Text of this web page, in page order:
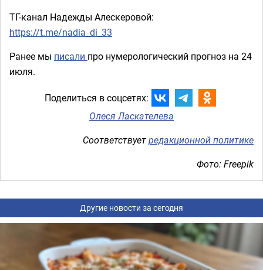
ТГ-канал Надежды Алескеровой:
https://t.me/nadia_di_33
Ранее мы писали про нумерологический прогноз на 24
июля.
Поделиться в соцсетях:
Олеся Ласкателева
Соответствуетредакционной политике
Фото: Freepik
Другие новости за сегодня